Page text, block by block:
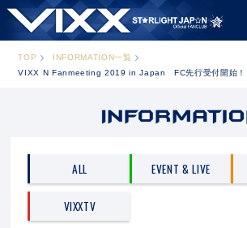
TOP
INFORMATION一覧
VIXX N Fanmeeting 2019 in Japan FC先行受付開始！
ALL EVENT & LIVE
VIXXTV